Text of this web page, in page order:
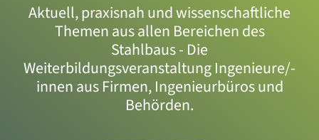
Aktuell, praxisnah und wissenschaftliche
Themen aus allen Bereichen des
Stahlbaus - Die
Weiterbildungsveranstaltung Ingenieure/-
innen aus Firmen, Ingenieurbüros und
Behörden.